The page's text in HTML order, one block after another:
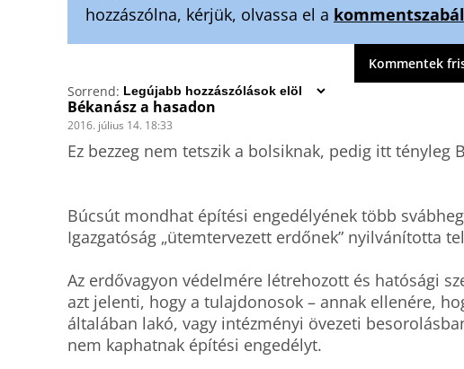
hozzászólna, kérjük, olvassa el a
Kommentek
Sorrend:
Békanász a hasadon
2016. július 14. 18:33
Ez bezzeg nem tetszik a bolsiknak, pedig itt tényleg
Búcsút mondhat építési engedélyének több
Igazgatóság „ütemtervezett erdőnek” nyilvánította
Az erdővagyon védelmére létrehozott és hatósági
azt jelenti, hogy a tulajdonosok – annak ellenére,
általában lakó, vagy intézményi övezeti
nem kaphatnak építési engedélyt.